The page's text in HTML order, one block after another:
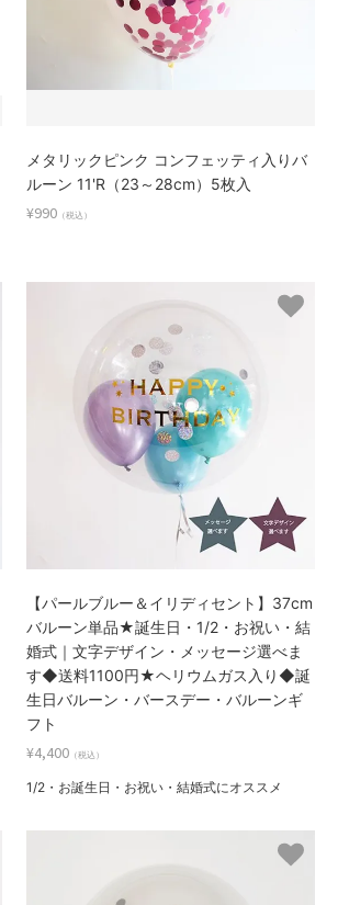
メタリックピンク コンフェッティ入りバ
ルーン 11'R（23～28cm）5枚入
¥990 （税込）
【パールブルー＆イリディセント】37cm
バルーン単品★誕生日・1/2・お祝い・結
婚式｜文字デザイン・メッセージ選べま
す◆送料1100円★ヘリウムガス入り◆誕
生日バルーン・バースデー・バルーンギ
フト
¥4,400 （税込）
1/2・お誕生日・お祝い・結婚式にオススメ